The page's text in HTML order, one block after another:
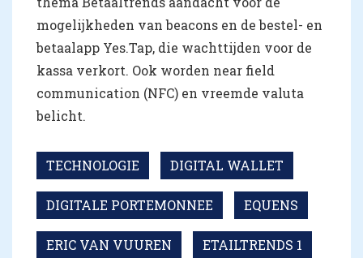
mogelijkheden van beacons en de bestel- en
betaalapp Yes.Tap, die wachttijden voor de
kassa verkort. Ook worden near field
communication (NFC) en vreemde valuta
belicht.
TECHNOLOGIE DIGITAL WALLET
DIGITALE PORTEMONNEE EQUENS
ERIC VAN VUUREN ETAILTRENDS 1